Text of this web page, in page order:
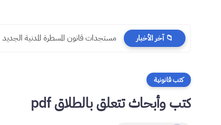
📁 آخر الأخبار مستجدات قانون المسطرة المدنية الجديد
كتب قانونية
كتب وأبحاث تتعلق بالطلاق pdf